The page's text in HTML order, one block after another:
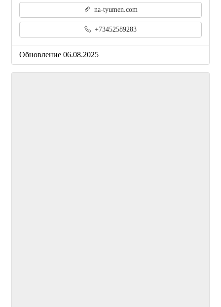
na-tyumen.com
+73452589283
Обновление 06.08.2025